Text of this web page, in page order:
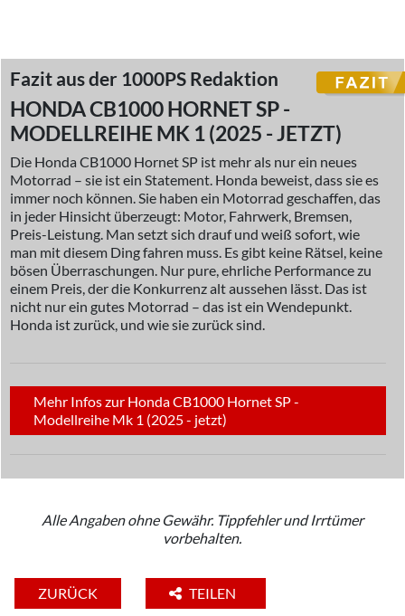
Fazit aus der 1000PS Redaktion
HONDA CB1000 HORNET SP -
MODELLREIHE MK 1 (2025 - JETZT)
Die Honda CB1000 Hornet SP ist mehr als nur ein neues
Motorrad – sie ist ein Statement. Honda beweist, dass sie es
immer noch können. Sie haben ein Motorrad geschaffen, das
in jeder Hinsicht überzeugt: Motor, Fahrwerk, Bremsen,
Preis-Leistung. Man setzt sich drauf und weiß sofort, wie
man mit diesem Ding fahren muss. Es gibt keine Rätsel, keine
bösen Überraschungen. Nur pure, ehrliche Performance zu
einem Preis, der die Konkurrenz alt aussehen lässt. Das ist
nicht nur ein gutes Motorrad – das ist ein Wendepunkt.
Honda ist zurück, und wie sie zurück sind.
Mehr Infos zur Honda CB1000 Hornet SP -
Modellreihe Mk 1 (2025 - jetzt)
Alle Angaben ohne Gewähr. Tippfehler und Irrtümer
vorbehalten.
ZURÜCK TEILEN